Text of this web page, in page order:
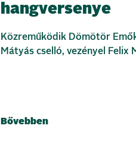
hangversenye
Közreműködik Dömötör
Mátyás cselló, vezényel Felix
Bővebben